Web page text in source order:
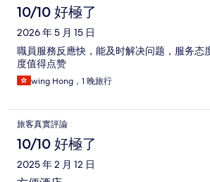
論
10/10 好極了
2026 年 5 月 15 日
職員服務反應快，能及时解决问题，服务态
度值得点赞
wing Hong，1 晚旅行
旅客真實評論
10/10 好極了
2025 年 2 月 12 日